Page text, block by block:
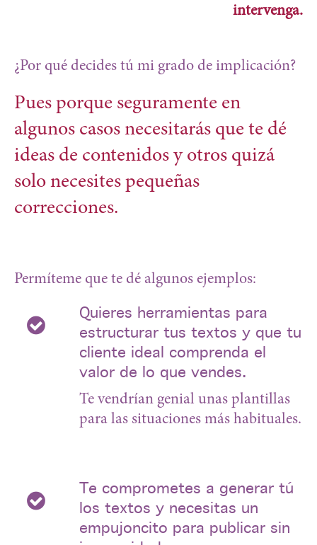
intervenga.
¿Por qué decides tú mi grado de implicación?
Pues porque seguramente en
algunos casos necesitarás que te dé
ideas de contenidos y otros quizá
solo necesites pequeñas
correcciones.
Permíteme que te dé algunos ejemplos:
Quieres herramientas para
estructurar tus textos y que tu
cliente ideal comprenda el
valor de lo que vendes.
Te vendrían genial unas plantillas
para las situaciones más habituales.
Te comprometes a generar tú
los textos y necesitas un
empujoncito para publicar sin